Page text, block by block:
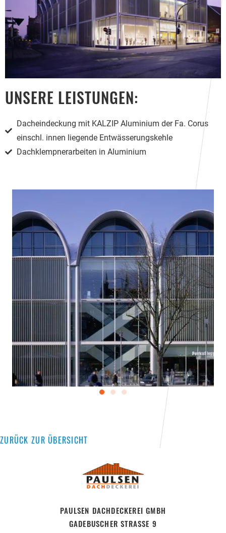
UNSERE LEISTUNGEN:
Dacheindeckung mit KALZIP Aluminium der Fa. Corus
einschl. innen liegende Entwässerungskehle
Dachklempnerarbeiten in Aluminium
ZURÜCK ZUR ÜBERSICHT
PAULSEN DACHDECKEREI GMBH
GADEBUSCHER STRASSE 9